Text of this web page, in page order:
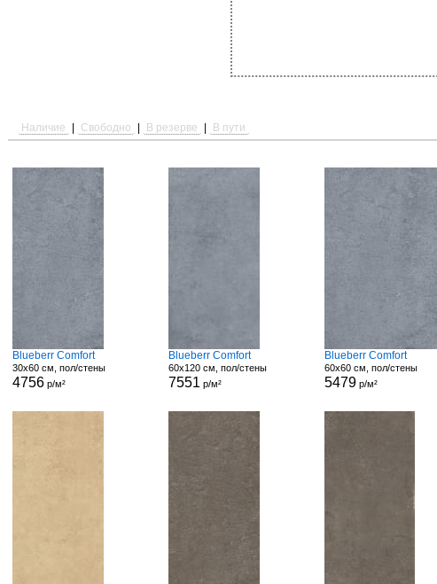
Наличие Свободно В резерве В пути
Blueberr Comfort
30x60 см, пол/стены
4756 р/м²
Blueberr Comfort
60x120 см, пол/стены
7551 р/м²
Blueberr Comfort
60x60 см, пол/стены
5479 р/м²